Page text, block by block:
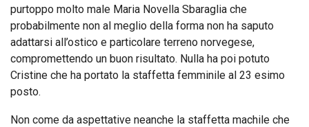
purtoppo molto male Maria Novella Sbaraglia che
probabilmente non al meglio della forma non ha saputo
adattarsi all’ostico e particolare terreno norvegese,
compromettendo un buon risultato. Nulla ha poi potuto
Cristine che ha portato la staffetta femminile al 23 esimo
posto.
Non come da aspettative neanche la staffetta machile che